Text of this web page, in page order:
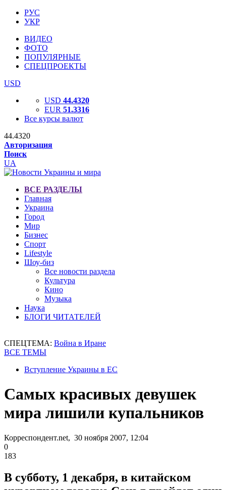
РУС
УКР
ВИДЕО
ФОТО
ПОПУЛЯРНЫЕ
СПЕЦПРОЕКТЫ
USD
USD 44.4320
EUR 51.3316
Все курсы валют
44.4320
Авторизация
Поиск
UA
ВСЕ РАЗДЕЛЫ
Главная
Украина
Город
Мир
Бизнес
Спорт
Lifestyle
Шоу-биз
Все новости раздела
Культура
Кино
Музыка
Наука
БЛОГИ ЧИТАТЕЛЕЙ
СПЕЦТЕМА: Война в Иране
ВСЕ ТЕМЫ
Вступление Украины в ЕС
Самых красивых девушек
мира лишили купальников
Корреспондент.net, 30 ноября 2007, 12:04
0
183
В субботу, 1 декабря, в китайском